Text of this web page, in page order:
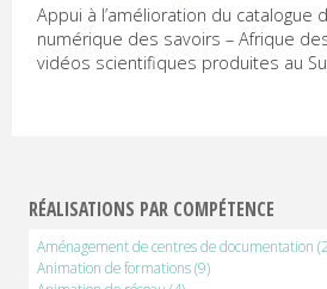
Appui à l’amélioration du catalogue
numérique des savoirs – Afrique
vidéos scientifiques produites au
RÉALISATIONS PAR COMPÉTENCE
Aménagement de centres de documentation
Animation de formations(9)